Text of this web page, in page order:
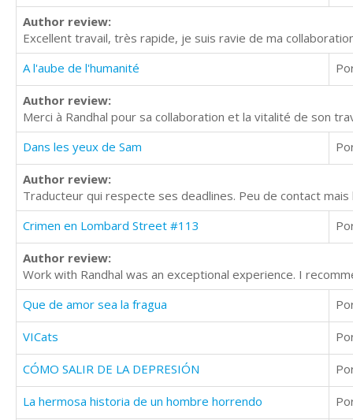
Author review:
Excellent travail, très rapide, je suis ravie de ma
A l'aube de l'humanité
Author review:
Merci à Randhal pour sa collaboration et la vitalité de son
Dans les yeux de Sam
Author review:
Traducteur qui respecte ses deadlines. Peu de contact
Crimen en Lombard Street #113
Author review:
Work with Randhal was an exceptional experience. I
Que de amor sea la fragua
VICats
CÓMO SALIR DE LA DEPRESIÓN
La hermosa historia de un hombre horrendo